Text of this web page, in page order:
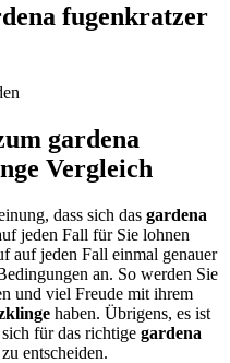
fugenkratzer
gardena
Vergleich
dass sich das gardena
jeden Fall für Sie lohnen
auf jeden Fall einmal genauer
an. So werden Sie
und viel Freude mit ihrem
haben. Übrigens, es ist
für das richtige gardena
entscheiden.